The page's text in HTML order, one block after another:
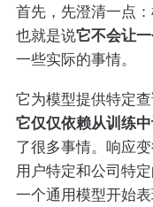
首先，先澄清一点
也就是说它不会让
一些实际的事情。
它为模型提供特定
它仅仅依赖从训练
了很多事情。响应
用户特定和公司特
一个通用模型开始